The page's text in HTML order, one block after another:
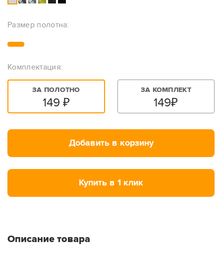
Размер полотна:
Комплектация:
ЗА ПОЛОТНО
149 ₽
ЗА КОМПЛЕКТ
149₽
Добавить в корзину
Купить в 1 клик
Описание товара